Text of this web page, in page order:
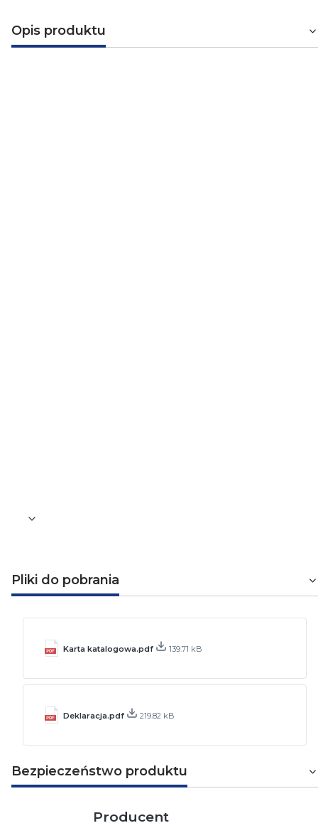
Opis produktu
Pliki do pobrania
Karta katalogowa.pdf 139.71 kB
Deklaracja.pdf 219.82 kB
Bezpieczeństwo produktu
Producent